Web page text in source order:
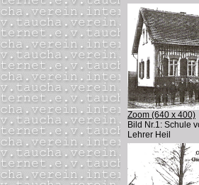
Zoom (640 x 400)
Bild Nr.1: Schule
Lehrer Heil